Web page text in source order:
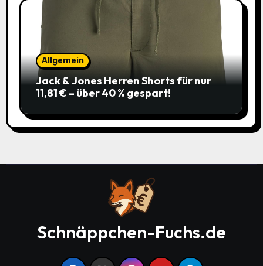
Allgemein
Jack & Jones Herren Shorts für nur
11,81 € – über 40 % gespart!
Schnäppchen-Fuchs.de